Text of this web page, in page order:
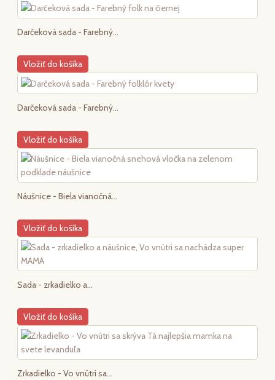
Darčeková sada - Farebný...
Vložiť do košíka
Darčeková sada - Farebný...
Vložiť do košíka
Náušnice - Biela vianočná...
Vložiť do košíka
Sada - zrkadielko a...
Vložiť do košíka
Zrkadielko - Vo vnútri sa...